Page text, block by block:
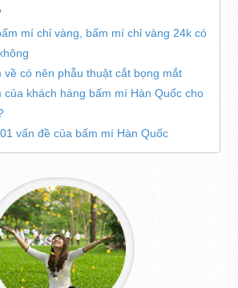
mí chỉ vàng, bấm mí chỉ vàng 24k có
về có nên phẫu thuật cắt bọng mắt
của khách hàng bấm mí Hàn Quốc cho
vấn đề của bấm mí Hàn Quốc